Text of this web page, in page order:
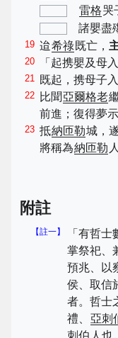
雷格哭
諸嬰盡
19 迨希祿既亡，
20 「起携嬰及母入
21 既起，携母子入
22 比聞亞爾格老
前進；復得夢
23 抵納匝勒城，
將稱為納匝勒
附註
【註一】 「有哲士
掌祭祀、
預兆、以
侯、取信
者。哲士
禮、 亞刺